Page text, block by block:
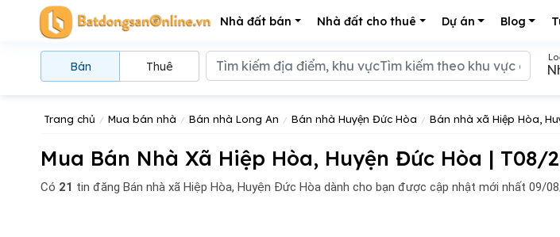
Nhà đất bán Nhà đất cho thuê Dự án Blog
Trang chủ Mua bán nhà Bán nhà Long An Bán nhà Huyện Đức Hòa Bán nhà xã Hiệp Hòa,
Mua Bán Nhà Xã Hiệp Hòa, Huyện Đức Hòa | T08/
Có 21 tin đăng Bán nhà xã Hiệp Hòa, Huyện Đức Hòa dành cho bạn được cập nhật mới nhất 09/
Bán Thuê